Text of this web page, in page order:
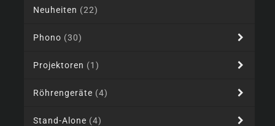
Neuheiten (22)
Phono (30)
Projektoren (1)
Röhrengeräte (4)
Stand-Alone (4)